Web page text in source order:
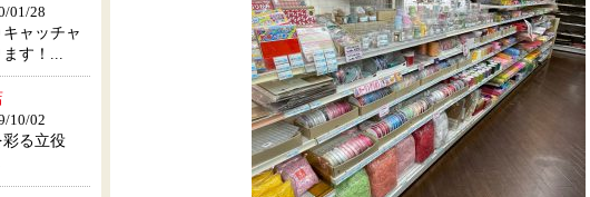
01/28
キャッチャ
す！...
10/02
る立役